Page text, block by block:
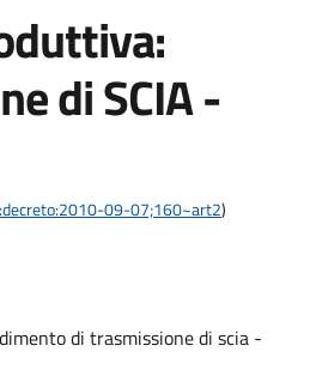
di SCIA -
09-07;160~art2)
di trasmissione di scia -